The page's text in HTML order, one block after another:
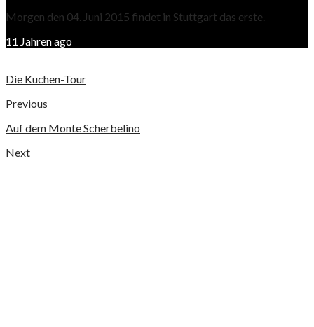
Morgen den 04. Juni 2015 findet in Stuttgart das erste.
11 Jahren ago
Die Kuchen-Tour
Previous
Auf dem Monte Scherbelino
Next